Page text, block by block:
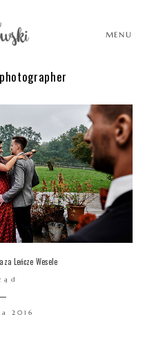
MENU
Leńcze Wesele
2016